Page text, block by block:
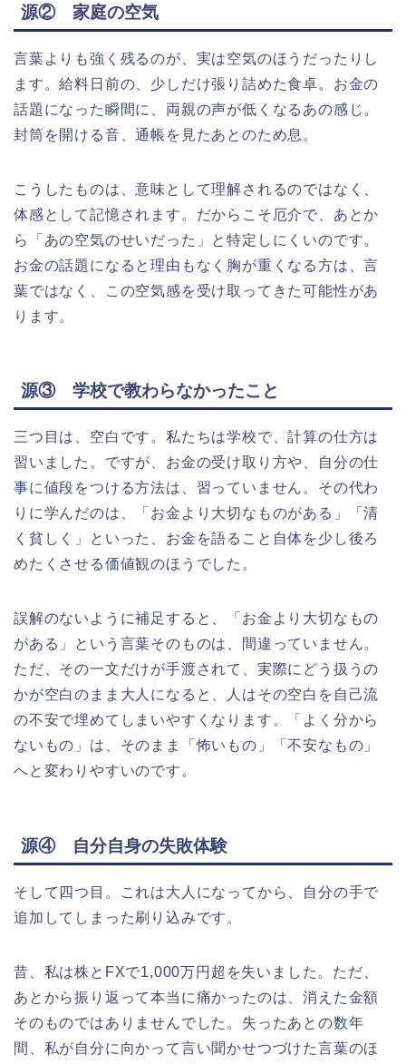
源② 家庭の空気
言葉よりも強く残るのが、実は空気のほうだったりし
ます。給料日前の、少しだけ張り詰めた食卓。お金の
話題になった瞬間に、両親の声が低くなるあの感じ。
封筒を開ける音、通帳を見たあとのため息。
こうしたものは、意味として理解されるのではなく、
体感として記憶されます。だからこそ厄介で、あとか
ら「あの空気のせいだった」と特定しにくいのです。
お金の話題になると理由もなく胸が重くなる方は、言
葉ではなく、この空気感を受け取ってきた可能性があ
ります。
源③ 学校で教わらなかったこと
三つ目は、空白です。私たちは学校で、計算の仕方は
習いました。ですが、お金の受け取り方や、自分の仕
事に値段をつける方法は、習っていません。その代わ
りに学んだのは、「お金より大切なものがある」「清
く貧しく」といった、お金を語ること自体を少し後ろ
めたくさせる価値観のほうでした。
誤解のないように補足すると、「お金より大切なもの
がある」という言葉そのものは、間違っていません。
ただ、その一文だけが手渡されて、実際にどう扱うの
かが空白のまま大人になると、人はその空白を自己流
の不安で埋めてしまいやすくなります。「よく分から
ないもの」は、そのまま「怖いもの」「不安なもの」
へと変わりやすいのです。
源④ 自分自身の失敗体験
そして四つ目。これは大人になってから、自分の手で
追加してしまった刷り込みです。
昔、私は株とFXで1,000万円超を失いました。ただ、
あとから振り返って本当に痛かったのは、消えた金額
そのものではありませんでした。失ったあとの数年
間、私が自分に向かって言い聞かせつづけた言葉のほ